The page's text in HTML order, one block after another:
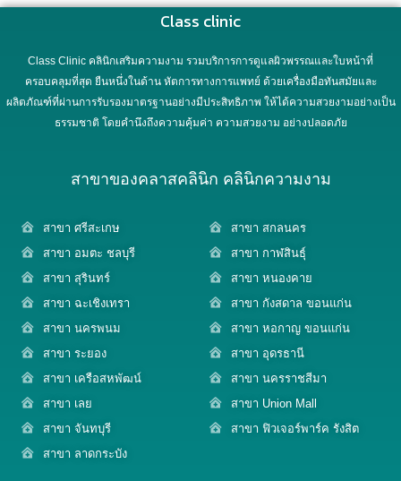
Class clinic
Class Clinic คลินิกเสริมความงาม รวมบริการการดูแลผิวพรรณและใบหน้าที่
ครอบคลุมที่สุด ยืนหนึ่งในด้าน หัตการทางการแพทย์ ด้วยเครื่องมือทันสมัยและ
ผลิตภัณฑ์ที่ผ่านการรับรองมาตรฐานอย่างมีประสิทธิภาพ ให้ได้ความสวยงามอย่างเป็น
ธรรมชาติ โดยคำนึงถึงความคุ้มค่า ความสวยงาม อย่างปลอดภัย
สาขาของคลาสคลินิก คลินิกความงาม
สาขา ศรีสะเกษ
สาขา อมตะ ชลบุรี
สาขา สุรินทร์
สาขา ฉะเชิงเทรา
สาขา นครพนม
สาขา ระยอง
สาขา เครือสหพัฒน์
สาขา เลย
สาขา จันทบุรี
สาขา ลาดกระบัง
สาขา สกลนคร
สาขา กาฬสินธุ์
สาขา หนองคาย
สาขา กังสดาล ขอนแก่น
สาขา หอกาญ ขอนแก่น
สาขา อุดรธานี
สาขา นครราชสีมา
สาขา Union Mall
สาขา ฟิวเจอร์พาร์ค รังสิต